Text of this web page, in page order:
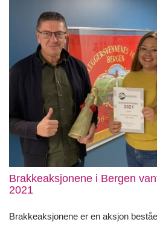
Brakkeaksjonene i Bergen
2021
Brakkeaksjonene er en aksjon